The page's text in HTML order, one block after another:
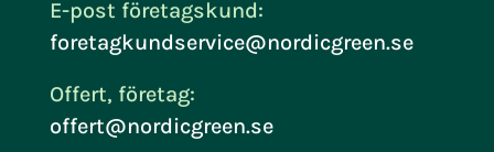
E-post företagskund:
foretagkundservice@nordicgreen.se
Offert, företag:
offert@nordicgreen.se